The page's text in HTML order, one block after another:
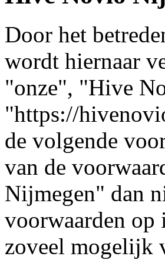
Door het
wordt hiernaar
"onze", "Hive
"https://
de volgende
van de
Nijmegen" dan
voorwaarden op
zoveel mogelijk